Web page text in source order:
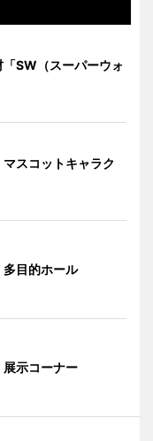
SW（スーパーウォ
マスコットキャラク
多目的ホール
展示コーナー